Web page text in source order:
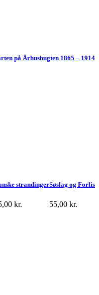
på Århusbugten 1865 – 1914
Søslag og Forlis
55,00 kr.
strandinger
kr.